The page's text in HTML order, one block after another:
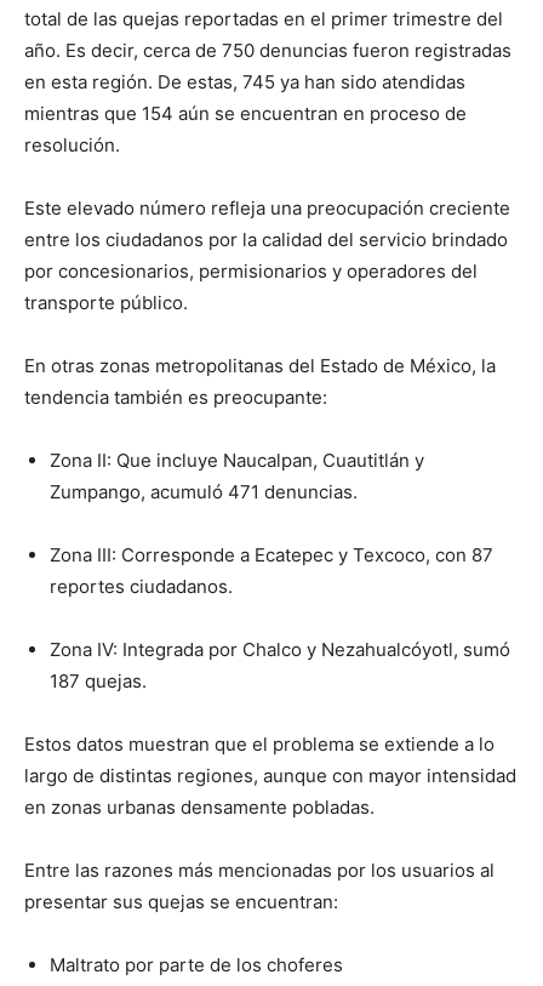
total de las quejas reportadas en el primer trimestre del
año. Es decir, cerca de 750 denuncias fueron registradas
en esta región. De estas, 745 ya han sido atendidas
mientras que 154 aún se encuentran en proceso de
resolución.
Este elevado número refleja una preocupación creciente
entre los ciudadanos por la calidad del servicio brindado
por concesionarios, permisionarios y operadores del
transporte público.
En otras zonas metropolitanas del Estado de México, la
tendencia también es preocupante:
Zona II: Que incluye Naucalpan, Cuautitlán y
Zumpango, acumuló 471 denuncias.
Zona III: Corresponde a Ecatepec y Texcoco, con 87
reportes ciudadanos.
Zona IV: Integrada por Chalco y Nezahualcóyotl, sumó
187 quejas.
Estos datos muestran que el problema se extiende a lo
largo de distintas regiones, aunque con mayor intensidad
en zonas urbanas densamente pobladas.
Entre las razones más mencionadas por los usuarios al
presentar sus quejas se encuentran:
Maltrato por parte de los choferes